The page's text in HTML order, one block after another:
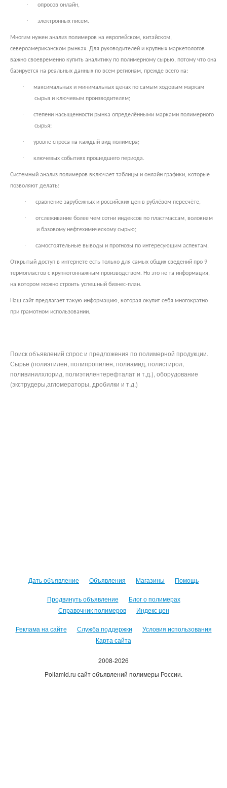
· опросов онлайн,
· электронных писем.
Многим нужен анализ полимеров на европейском, китайском,
североамериканском рынках. Для руководителей и крупных маркетологов
важно своевременно купить аналитику по полимерному сырью, потому что она
базируется на реальных данных по всем регионам, прежде всего на:
·
максимальных и минимальных ценах по самым ходовым маркам
сырья и ключевым производителям;
·
степени насыщенности рынка определёнными марками полимерного
сырья;
· уровне спроса на каждый вид полимера;
· ключевых событиях прошедшего периода.
Системный анализ полимеров включает таблицы и онлайн графики, которые
позволяют делать:
· сравнение зарубежных и российских цен в рублёвом пересчёте,
·
отслеживание более чем сотни индексов по пластмассам, волокнам
и базовому нефтехимическому сырью;
· самостоятельные выводы и прогнозы по интересующим аспектам.
Открытый доступ в интернете есть только для самых общих сведений про 9
термопластов с крупнотоннажным производством. Но это не та информация,
на котором можно строить успешный бизнес-план.
Наш сайт предлагает такую информацию, которая окупит себя многократно
при грамотном использовании.
Поиск объявлений спрос и предложения по полимерной продукции.
Сырье (полиэтилен, полипропилен, полиамид, полистирол,
поливинилхлорид, полиэтилентерефталат и т.д.), оборудование
(экструдеры,агломераторы, дробилки и т.д.)
Дать объявление Объявления Магазины Помощь
Продвинуть объявление
Блог о полимерах
Справочник полимеров
Индекс цен
Реклама на сайте Служба поддержки
Условия использования
Карта сайта
2008-2026
Poliamid.ru сайт объявлений полимеры России.